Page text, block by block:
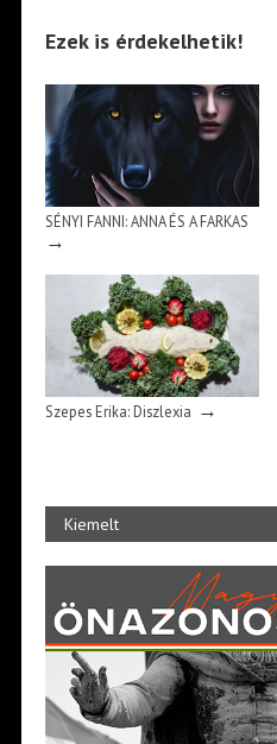
Ezek is érdekelhetik!
SÉNYI FANNI: ANNA ÉS A FARKAS
→
Szepes Erika: Diszlexia →
Kiemelt